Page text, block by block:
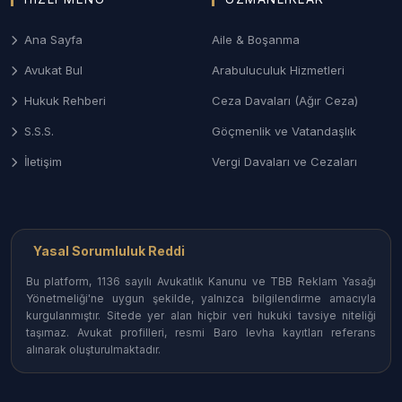
Ağır ceza mahkemelerinde; turizm bölgelerindeki
davalarında etkili savunma stratejileri.
doğan ticari alacaklar, ürün hasarı tazminatları ve
tedarik sözleşmeleri ihtilafları.
Avukat Erişimi
kolayca ulaşın:
Muratpaşa ve Konyaaltı Avukatları:Adliye
çevresinde kümelenmiş, yabancılar hukuku ve
kurumsal danışmanlıkta uzman bürolar.
Ana Sayfa
Avukat Bul
Hukuk Rehberi
S.S.S.
İletişim
Aile & Boşanma
Arabuluculuk Hizmetleri
Ceza Davaları (Ağır Ceza)
Göçmenlik ve Vatandaşlık
Vergi Davaları ve Cezaları
Yasal Sorumluluk Reddi
Bu platform, 1136 sayılı Avukatlık Kanunu ve TBB Reklam Yasağı
Yönetmeliği'ne uygun şekilde, yalnızca bilgilendirme amacıyla
kurgulanmıştır. Sitede yer alan hiçbir veri hukuki tavsiye niteliği
taşımaz. Avukat profilleri, resmi Baro levha kayıtları referans
alınarak oluşturulmaktadır.